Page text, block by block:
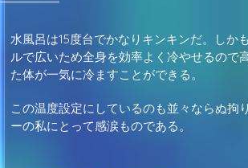
水風呂は15度台でかなりキンキンだ。しか
ルで広いため全身を効率よく冷やせるので
た体が一気に冷ますことができる。
この温度設定にしているのも並々ならぬ拘
ーの私にとって感涙ものである。